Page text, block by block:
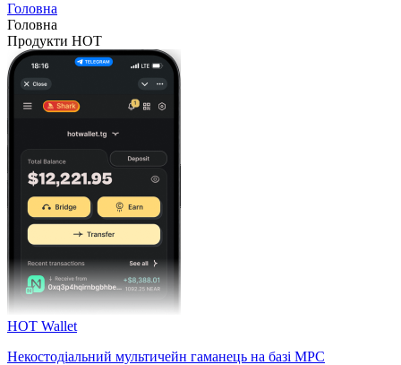
Головна
Головна
Продукти HOT
HOT Wallet
Некостодіальний мультичейн гаманець на базі MPC